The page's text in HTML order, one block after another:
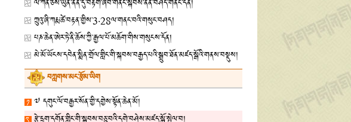
ལི་ཀན་ཅེས་ཡུན་ནན་དུ་བརྟག་ཞིབ་གནང་སྐབས་ནན་བཤད་གནང་དོན།
ཀྲུའུ་ཞི་ཀརྨ་ཚེ་བརྟན་གྱིས་3·28ལ་གནང་བའི་གསུང་བཤད།
པཎ་ཆེན་ཨེར་ཏེ་ནི་ཆོས་ཀྱི་རྒྱལ་པོ་མཆོག་གིས་གསུངས་དོན།
མེ་མོ་ཡོངས་དབེན་སྨིན་གྲོལ་གླིང་གི་སྐབས་བརྒྱད་པའི་སྒྲུབ་ཐོན་མཛད་སྒོའི་གནས་བསྡུས།
བཀླགས་མང་རྩོམ་ཡིག
༧ དགུང་ལོ་བརྒྱར་སོན་གྱི་དགྱེས་སྟོན་ཆེན་མོ།